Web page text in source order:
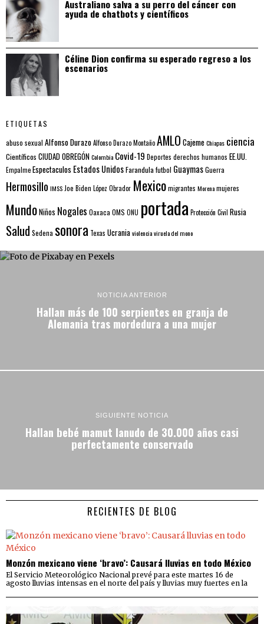
Australiano salva a su perro del cáncer con
ayuda de chatbots y científicos
Céline Dion confirma su esperado regreso a los
escenarios
ETIQUETAS
abuso sexual Alfonso DurazoAlfonso Durazo MontañoAMLO CajemeChiapas ciencia
Científicos CIUDAD OBREGÓNColombia Covid-19 Deportes derechos humanos EE.UU.
EmpalmeEspectaculos Estados UnidosFarandulafutbol GuaymasGuerra
Hermosillo IMSS Joe Biden López Obrador Mexicomigrantes Morenamujeres
MundoNiños Nogales Oaxaca OMS ONU portada Protección Civil Rusia
Salud Sedena sonora Texas Ucraniaviolenciaviruela del mono
NOTICIA ANTERIOR
Hallan más de 100 serpientes en granja de
Alemania tras mordedura a una mujer
SIGUIENTE NOTICIA
Hallan bebé mamut lanudo de 30.000 años casi
perfectamente conservado
RECIENTES DE BLOG
Monzón mexicano viene ‘bravo’: Causará lluvias en todo México
El Servicio Meteorológico Nacional prevé para este martes 16 de
agosto lluvias intensas en el norte del país y lluvias muy fuertes en la